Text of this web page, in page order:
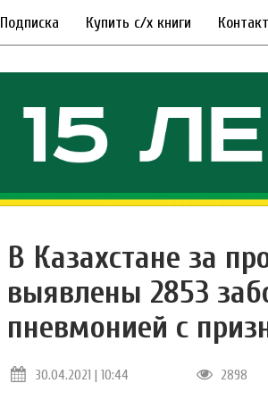
Подписка Купить с/х книги
В Казахстане за
выявлены 2853
пневмонией с
30.04.2021 | 10:44 2898